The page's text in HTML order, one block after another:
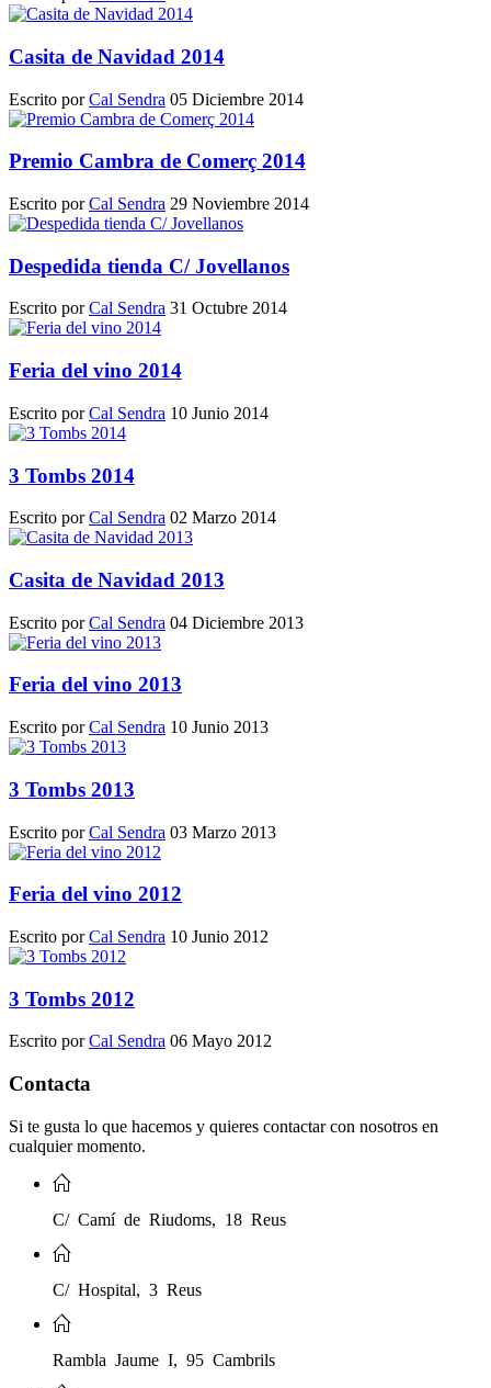
Casita de Navidad 2014
Escrito porCal Sendra 05 Diciembre 2014
Premio Cambra de Comerç 2014
Escrito porCal Sendra 29 Noviembre 2014
Despedida tienda C/ Jovellanos
Escrito porCal Sendra 31 Octubre 2014
Feria del vino 2014
Escrito porCal Sendra 10 Junio 2014
3 Tombs 2014
Escrito porCal Sendra 02 Marzo 2014
Casita de Navidad 2013
Escrito porCal Sendra 04 Diciembre 2013
Feria del vino 2013
Escrito porCal Sendra 10 Junio 2013
3 Tombs 2013
Escrito porCal Sendra 03 Marzo 2013
Feria del vino 2012
Escrito porCal Sendra 10 Junio 2012
3 Tombs 2012
Escrito porCal Sendra 06 Mayo 2012
Contacta
Si te gusta lo que hacemos y quieres contactar con nosotros en
cualquier momento.
C/ Camí de Riudoms, 18 Reus
C/ Hospital, 3 Reus
Rambla Jaume I, 95 Cambrils